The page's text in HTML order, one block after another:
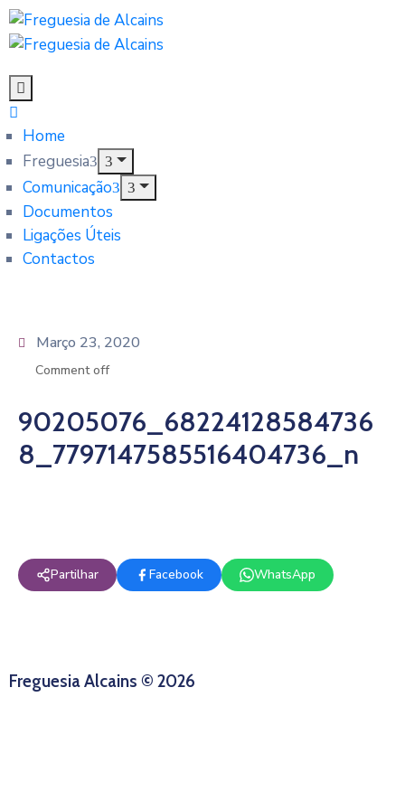
Home
Freguesia
Comunicação
Documentos
Ligações Úteis
Contactos
Março 23, 2020
Comment off
90205076_68224128584736
8_7797147585516404736_n
Partilhar Facebook WhatsApp
Freguesia Alcains © 2026